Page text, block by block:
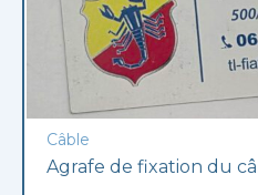
Câble
Agrafe de fixation du